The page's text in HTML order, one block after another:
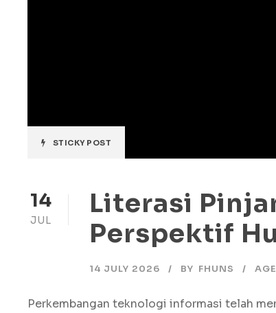
STICKY POST
14
JUL
Literasi
Perspektif
14 JULY 2026 BY FHUNS
Perkembangan teknologi informasi telah